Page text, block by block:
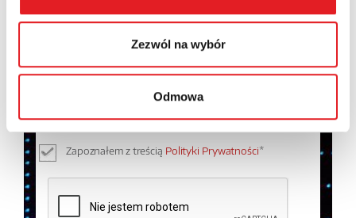
Zezwól na wybór
Odmowa
Wyrażam zgodę na przetwarzanie moich danych
temat przetwarzania danych osobowych w
prywatności.*
Zapoznałem z treścią Polityki Prywatności*